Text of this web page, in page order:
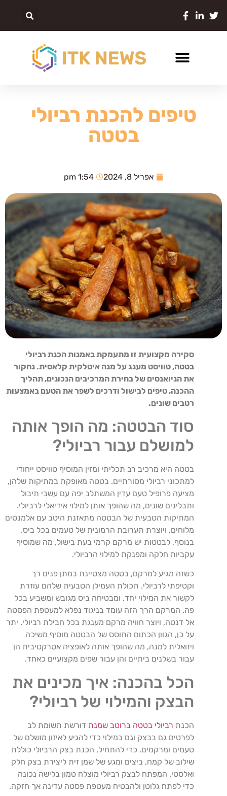
טיפים להכנת רביולי
בטטה
אפריל 8, 2024 1:54 pm
סקירה מקצועית זו מתעמקת באמנות הכנת רביולי
בטטה, טוויסט מענג על מנה איטלקית קלאסית. נחקור
את הניואנסים של בחירת המרכיבים הנכונים, תהליך
ההכנה, טיפים לבישול ודרכים לשפר את הטעם באמצעות
רטבים שונים.
סוד הבטטה: מה הופך אותה
למושלם עבור רביולי?
בטטה היא מרכיב רב תכליתי ומזין המוסיף טוויסט ייחודי
למתכוני רביולי מסורתיים. בטטה מאופקת במתיקות שלהן,
מציעה פרופיל טעם עדין המשתלב יפה עם עשבי תיבול
ותבלינים שונים, מה שהופך אותן למילוי אידיאלי לרביולי.
המתיקות הטבעית של הבטטה מתאזנת היטב עם אלמנטים
מלוחים, ויוצרת תערובת הרמונית של טעמים בכל ביס.
בנוסף, לבטטות יש מרקם קרמי בעת בישול, מה שמוסיף
עקביות חלקה ומפנקת למילוי הרביולי.
כשזה מגיע למרקם, בטטה מצטיינת במתן פנים רך
וקטיפתי לרביולי. תכולת העמילן הטבעית שלהם עוזרת
לקשור את המילוי יחד, ומבטיחה ביס מגובש ומשביע בכל
פה. המרקם הרך הזה עומד בניגוד נפלא למעטפת הפסטה
אל דנטה, ויוצר חוויה מרקם מענגת בכל חבילת רביולי. יתר
על כן, הגוון הכתום התוסס של הבטטה מוסיף משיכה
ויזואלית למנה, מה שהופך אותה לאופציה אטרקטיבית הן
עבור בשלנים ביתיים והן עבור שפים מקצועיים כאחד.
הכל בהכנה: איך מכינים את
הבצק והמילוי של רביולי?
הכנת רביולי בטטה ברוטב שמנת דורשת תשומת לב
לפרטים גם בבצק וגם במילוי כדי להגיע לאיזון מושלם של
טעמים ומרקמים. כדי להתחיל, הכנת בצק הרביולי כוללת
שילוב של קמח, ביצים ומגע של שמן זית ליצירת בצק חלק
ואלסטי. המפתח לבצק רביולי מוצלח טמון בלישה נכונה
כדי לפתח גלוטן ולהבטיח מעטפת פסטה עדינה אך חזקה.